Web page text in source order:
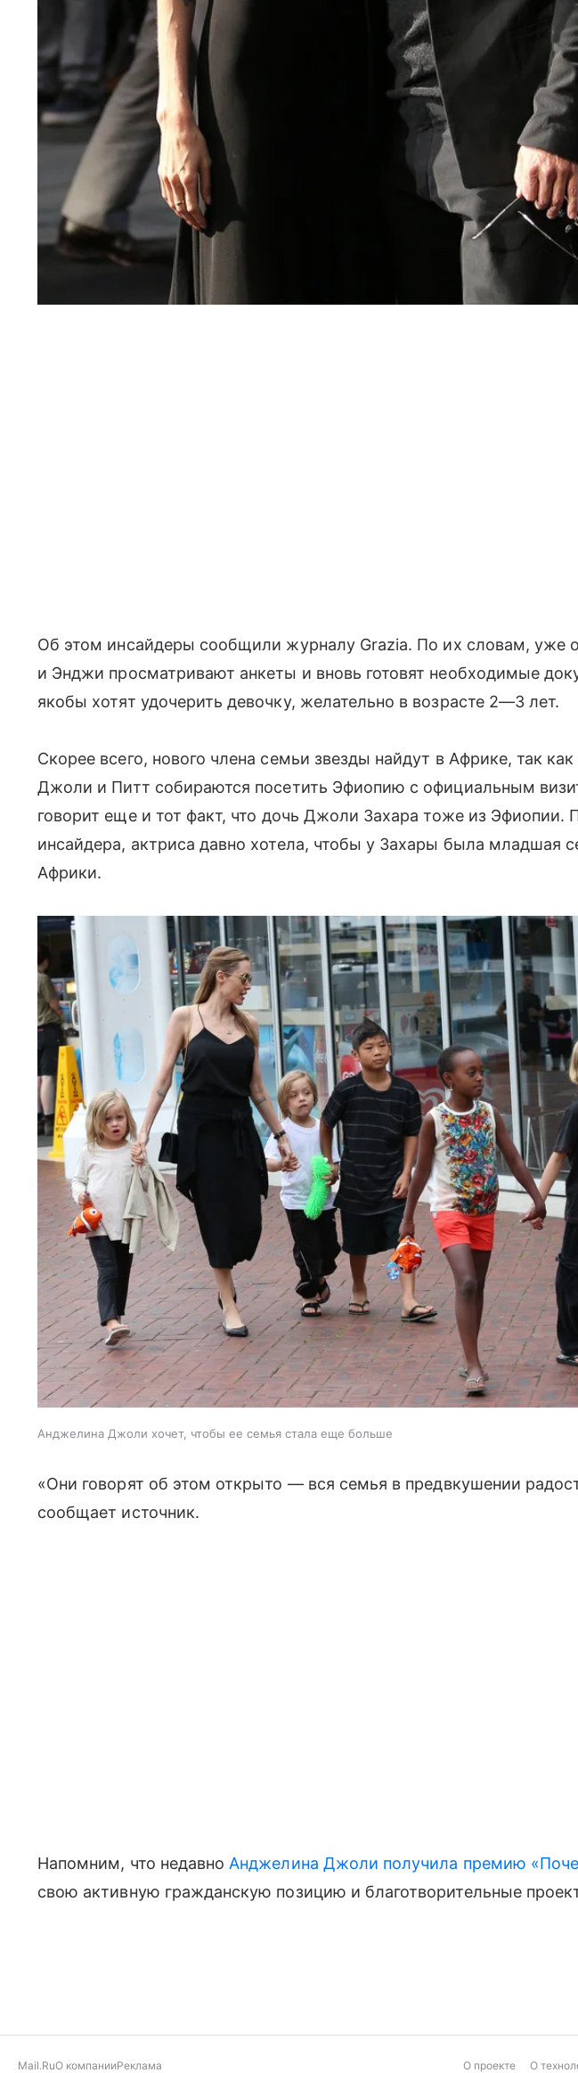
Об этом инсайдеры сообщили журналу Grazia. По их словам, уже
и Энджи просматривают анкеты и вновь готовят необходимые
якобы хотят удочерить девочку, желательно в возрасте 2—3 лет.
Скорее всего, нового члена семьи звезды найдут в Африке, так как
Джоли и Питт собираются посетить Эфиопию с официальным
говорит еще и тот факт, что дочь Джоли Захара тоже из Эфиопии.
инсайдера, актриса давно хотела, чтобы у Захары была младшая
Африки.
Анджелина Джоли хочет, чтобы ее семья стала еще больше
«Они говорят об этом открыто — вся семья в предвкушении
сообщает источник.
Напомним, что недавно Анджелина Джоли получила премию
свою активную гражданскую позицию и благотворительные
Mail.RuО компанииРеклама О проекте О